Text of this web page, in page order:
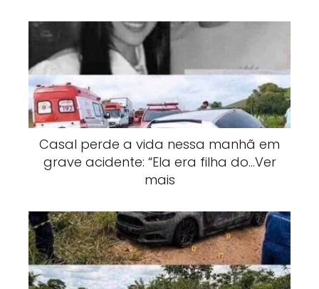
Casal perde a vida nessa manhã em
grave acidente: “Ela era filha do…Ver
mais